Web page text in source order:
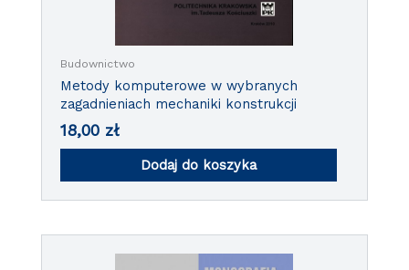
Budownictwo
Metody komputerowe w wybranych
zagadnieniach mechaniki konstrukcji
18,00 zł
Dodaj do koszyka